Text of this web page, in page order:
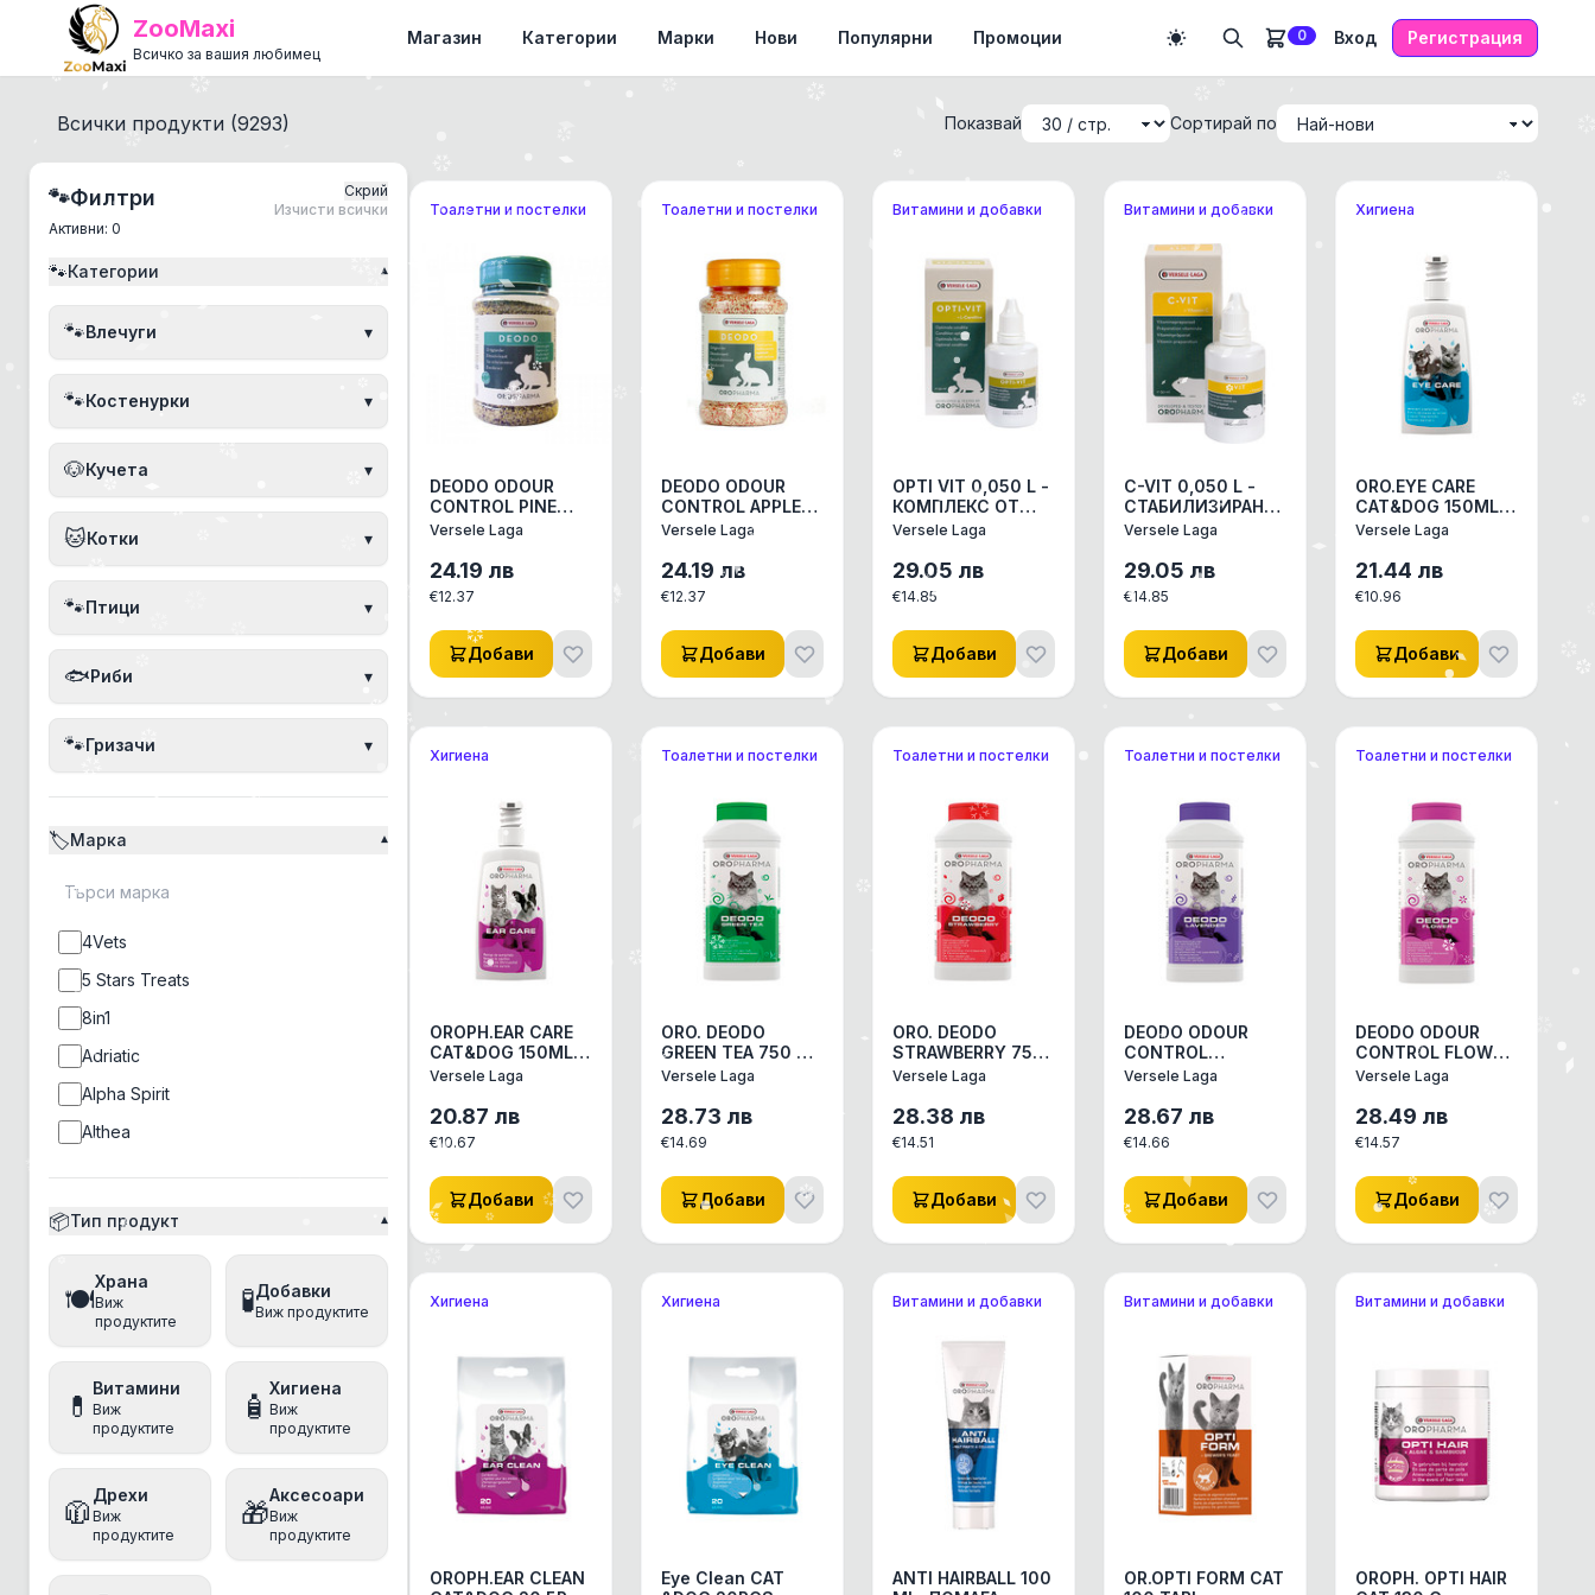
ZooMaxi
Всичко за вашия любимец
Магазин Категории Марки Нови Популярни Промоции 0 Вход Регистрация
Всички продукти (9293) Показвай Сортирай по
🐾Филтри
Активни: 0
Скрий
Изчисти всички
🐾Категории ▾
🐾Влечуги ▾
🐾Костенурки ▾
🐶Кучета ▾
🐱Котки ▾
🐾Птици ▾
🐟Риби ▾
🐾Гризачи ▾
🏷️Марка ▾
4Vets
5 Stars Treats
8in1
Adriatic
Alpha Spirit
Althea
Anima
Animonda
anipro
Antos
Applaws
Aquatec
Arm&Hammer
Athena
📦Тип продукт ▾
🍽️
Храна
Виж
продуктите
🧪Добавки
Виж продуктите
💊
Витамини
Виж
продуктите
🧴
Хигиена
Виж
продуктите
🧥
Дрехи
Виж
продуктите
🎁
Аксесоари
Виж
продуктите
Тоалетни и постелки
DEODO ODOUR
CONTROL PINE
0,230 KG -
ПРАХ ЗА КЛЕТКИ
НА МАЛКИ
ЖИВОТНИ -
ГРИЗАЧИ, З
Versele Laga
24.19 лв
€12.37
Добави
Тоалетни и постелки
DEODO ODOUR
CONTROL APPLE
0,230 KG -
ПРАХ ЗА КЛЕТКИ
НА МАЛКИ
ЖИВОТНИ -
ГРИЗАЧИ,
Versele Laga
24.19 лв
€12.37
Добави
Витамини и добавки
OPTI VIT 0,050 L -
КОМПЛЕКС ОТ
ВИТАМИНИ ЗА
0,050 Л
Versele Laga
29.05 лв
€14.85
Добави
Витамини и добавки
C-VIT 0,050 L -
СТАБИЛИЗИРАНА
ФОРМУЛА НА
МОРСКИ
СВИНЧЕТА 0,050
Л
Versele Laga
29.05 лв
€14.85
Добави
Хигиена
ORO.EYE CARE
CAT&DOG 150ML -
лосион за очи
Versele Laga
21.44 лв
€10.96
Добави
Хигиена
OROPH.EAR CARE
CAT&DOG 150ML
-лосион за уши
Versele Laga
20.87 лв
€10.67
Добави
Тоалетни и постелки
ORO. DEODO
GREEN TEA 750 ML
- дезодорант на
тоалетна с
аромат на зелен
чай
Versele Laga
28.73 лв
€14.69
Добави
Тоалетни и постелки
ORO. DEODO
STRAWBERRY 750
ML-дезодорант
котешка
тоалетна с
аромат на ягода
Versele Laga
28.38 лв
€14.51
Добави
Тоалетни и постелки
DEODO ODOUR
CONTROL
LAVENDER 750ml -
ПРАХ ЗА КОТЕШКА
ТОАЛЕТНА С
АРОМАТ НА ЛАВА
Versele Laga
28.67 лв
€14.66
Добави
Тоалетни и постелки
DEODO ODOUR
CONTROL FLOWER
750 ml -
ПРАХ ЗА КОТЕШКА
ТОАЛЕТНА СЪС
СВЕЖ ЦВЕТЕН АР
Versele Laga
28.49 лв
€14.57
Добави
Хигиена
OROPH.EAR CLEAN
Хигиена
Eye Clean CAT
Витамини и добавки
ANTI HAIRBALL 100
Витамини и добавки
OR.OPTI FORM CAT
Витамини и добавки
OROPH. OPTI HAIR